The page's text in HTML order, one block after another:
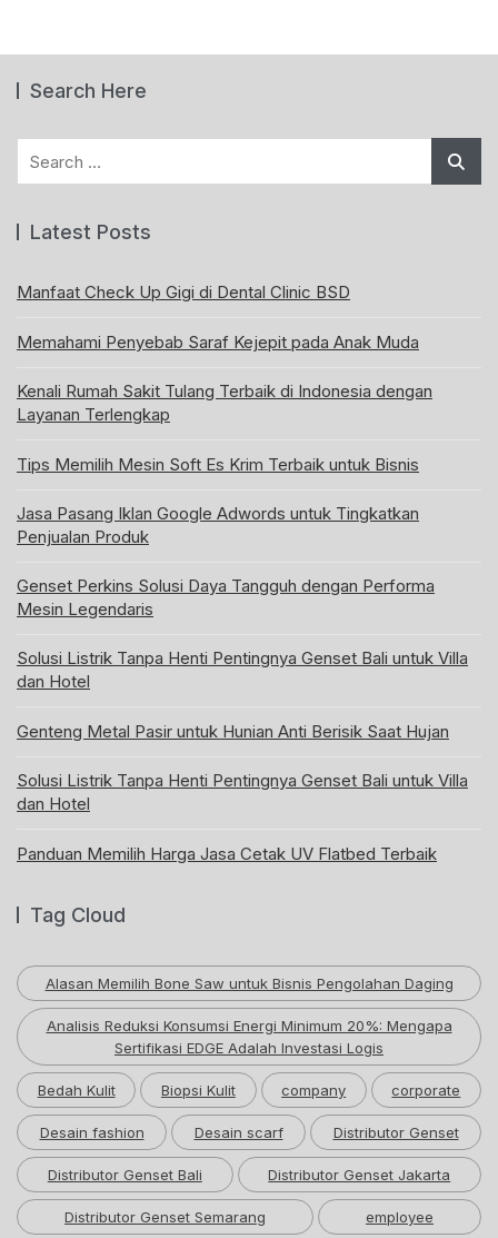
Search Here
Latest Posts
Manfaat Check Up Gigi di Dental Clinic BSD
Memahami Penyebab Saraf Kejepit pada Anak Muda
Kenali Rumah Sakit Tulang Terbaik di Indonesia dengan
Layanan Terlengkap
Tips Memilih Mesin Soft Es Krim Terbaik untuk Bisnis
Jasa Pasang Iklan Google Adwords untuk Tingkatkan
Penjualan Produk
Genset Perkins Solusi Daya Tangguh dengan Performa
Mesin Legendaris
Solusi Listrik Tanpa Henti Pentingnya Genset Bali untuk Villa
dan Hotel
Genteng Metal Pasir untuk Hunian Anti Berisik Saat Hujan
Solusi Listrik Tanpa Henti Pentingnya Genset Bali untuk Villa
dan Hotel
Panduan Memilih Harga Jasa Cetak UV Flatbed Terbaik
Tag Cloud
Alasan Memilih Bone Saw untuk Bisnis Pengolahan Daging
Analisis Reduksi Konsumsi Energi Minimum 20%: Mengapa
Sertifikasi EDGE Adalah Investasi Logis
Bedah Kulit Biopsi Kulit company corporate
Desain fashion Desain scarf Distributor Genset
Distributor Genset Bali Distributor Genset Jakarta
Distributor Genset Semarang employee